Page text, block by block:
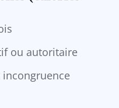
ou autoritaire
incongruence